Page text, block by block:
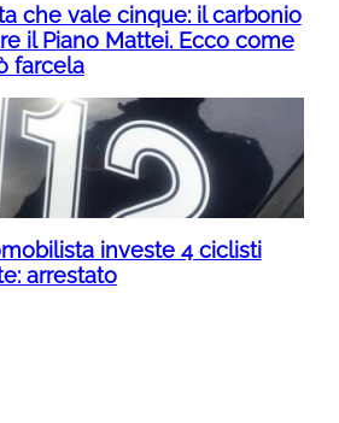
che vale cinque: il carbonio
il Piano Mattei. Ecco come
farcela
investe 4 ciclisti
arrestato